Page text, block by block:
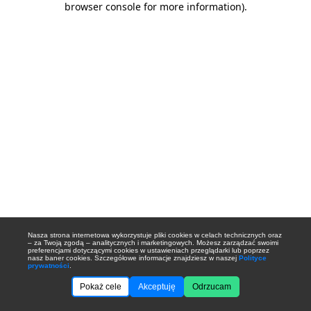
Nasza strona internetowa wykorzystuje pliki cookies w celach technicznych oraz
– za Twoją zgodą – analitycznych i marketingowych. Możesz zarządzać swoimi
preferencjami dotyczącymi cookies w ustawieniach przeglądarki lub poprzez
nasz baner cookies. Szczegółowe informacje znajdziesz w naszej Polityce
prywatności
Pokaż cele Akceptuję Odrzucam
browser console for more information).